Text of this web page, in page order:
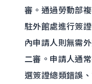
審。通過勞動部
駐外館處進行簽
內申請人則無需
二審。申請人通
選簽證總類錯誤